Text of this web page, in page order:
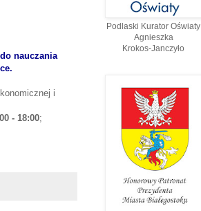
nauczania
i
- 18:00;
Podlaski Kurator Oświaty
Agnieszka
Krokos-Janczyło